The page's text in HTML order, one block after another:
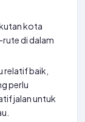
kota
di dalam
relatif baik,
perlu
jalan untuk